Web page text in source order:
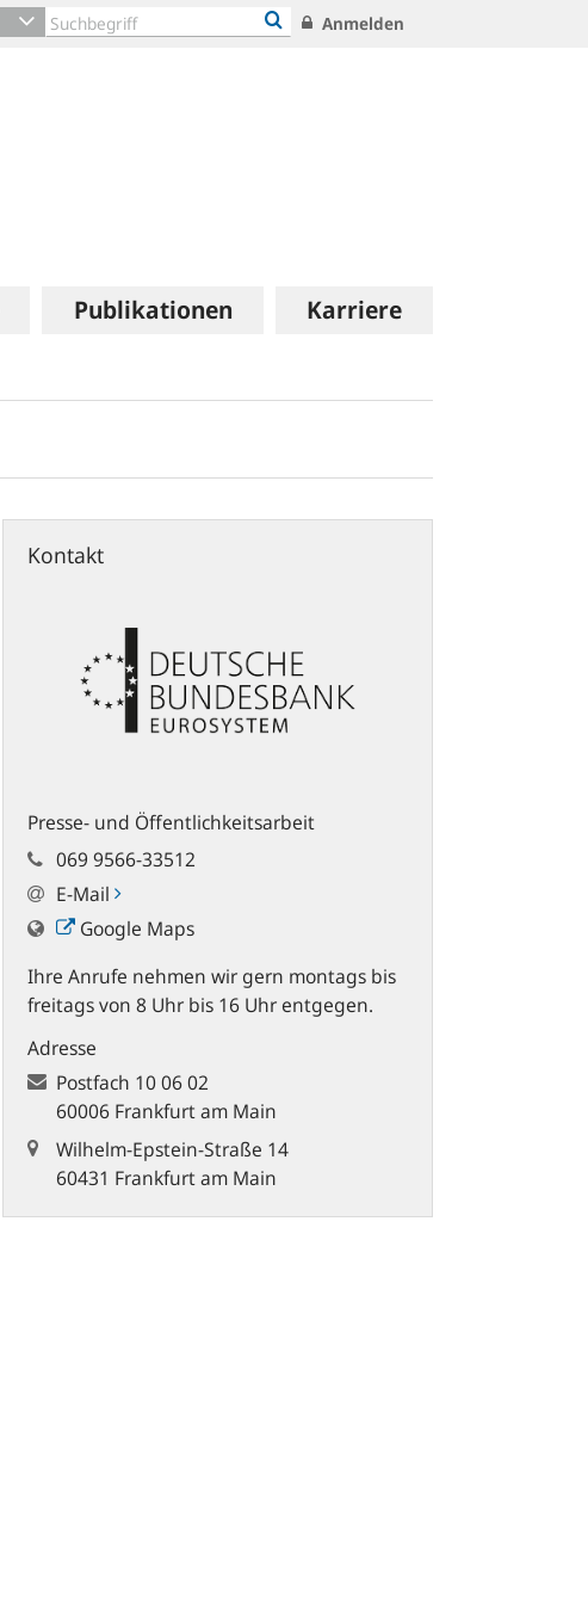
Anmelden
Publikationen Karriere
Kontakt
Presse- und Öffentlichkeitsarbeit
069 9566-33512
E-Mail
Google Maps
Ihre Anrufe nehmen wir gern montags bis
freitags von 8 Uhr bis 16 Uhr entgegen.
Adresse
Postfach 10 06 02
60006 Frankfurt am Main
Wilhelm-Epstein-Straße 14
60431 Frankfurt am Main